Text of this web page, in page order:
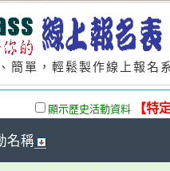
簡單，輕鬆製作線上報名
顯示歷史活動資料 【特
名稱